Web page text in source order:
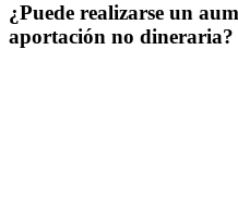
¿Puede realizarse un
aportación no dineraria?